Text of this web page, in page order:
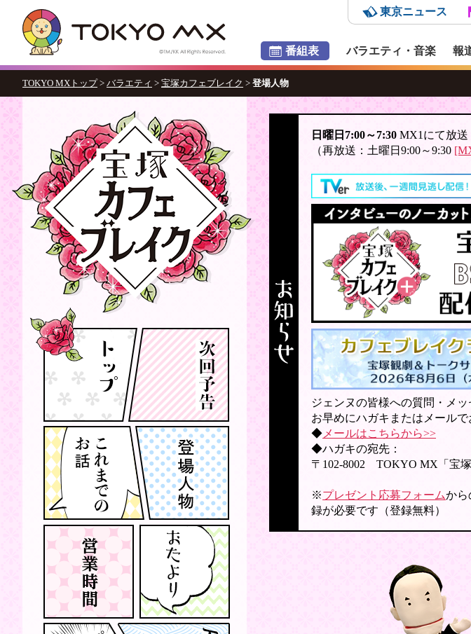
番組表 バラエティ・音楽 報
東京ニュース
TOKYO MXトップ > バラエティ > 宝塚カフェブレイク > 登場人物
日曜日7:00～7:30 MX1にて放送
（再放送：土曜日9:00～9:30
ジェンヌの皆様への質問・メ
お早めにハガキまたはメールで
◆ メールはこちらから>>
◆ハガキの宛先：
〒102-8002 TOKYO MX「宝
※プレゼント応募フォームから
録が必要です（登録無料）